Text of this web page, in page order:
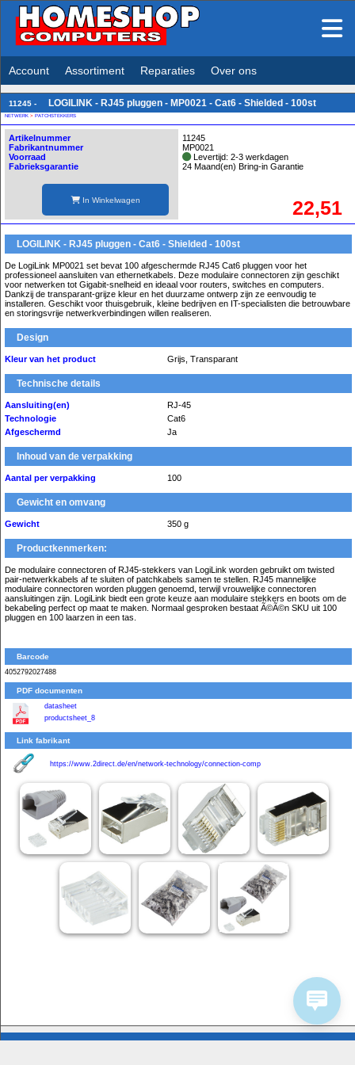
Account Assortiment Reparaties Over ons
11245 - LOGILINK - RJ45 pluggen - MP0021 - Cat6 - Shielded - 100st
NETWERK > PATCHSTEKKERS
Artikelnummer
Fabrikantnummer
Voorraad
Fabrieksgarantie
In Winkelwagen
11245
MP0021
Levertijd: 2-3 werkdagen
24 Maand(en) Bring-in Garantie
22,51
LOGILINK - RJ45 pluggen - Cat6 - Shielded - 100st
De LogiLink MP0021 set bevat 100 afgeschermde RJ45 Cat6 pluggen voor het
professioneel aansluiten van ethernetkabels. Deze modulaire connectoren zijn geschikt
voor netwerken tot Gigabit-snelheid en ideaal voor routers, switches en computers.
Dankzij de transparant-grijze kleur en het duurzame ontwerp zijn ze eenvoudig te
installeren. Geschikt voor thuisgebruik, kleine bedrijven en IT-specialisten die betrouwbare
en storingsvrije netwerkverbindingen willen realiseren.
Design
Kleur van het product Grijs, Transparant
Technische details
Aansluiting(en)
RJ-45
Technologie
Cat6
Afgeschermd
Ja
Inhoud van de verpakking
Aantal per verpakking 100
Gewicht en omvang
Gewicht 350 g
Productkenmerken:
De modulaire connectoren of RJ45-stekkers van LogiLink worden gebruikt om twisted
pair-netwerkkabels af te sluiten of patchkabels samen te stellen. RJ45 mannelijke
modulaire connectoren worden pluggen genoemd, terwijl vrouwelijke connectoren
aansluitingen zijn. LogiLink biedt een grote keuze aan modulaire stekkers en boots om de
bekabeling perfect op maat te maken. Normaal gesproken bestaat Ã©Ã©n SKU uit 100
pluggen en 100 laarzen in een tas.
Barcode
4052792027488
PDF documenten
datasheet
productsheet_8
Link fabrikant
https://www.2direct.de/en/network-technology/connection-comp